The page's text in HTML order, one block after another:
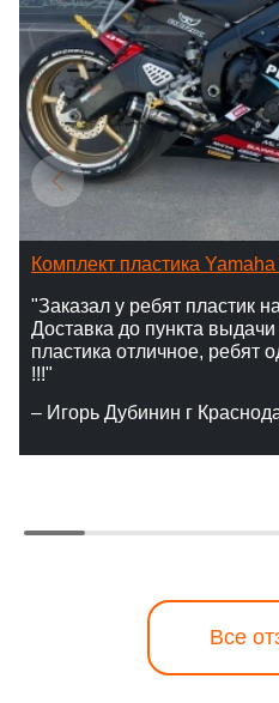
Комплект пластика
"Заказал у ребят пластик
Доставка до пункта
пластика отличное, ребят
!!!"
– Игорь Дубинин г
Все